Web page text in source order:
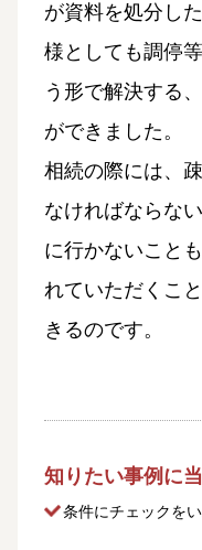
が資料を処分し
様としても調停
う形で解決する
ができました。
相続の際には、
なければならな
に行かないこと
れていただくこ
きるのです。
知りたい事例に
条件にチェックを